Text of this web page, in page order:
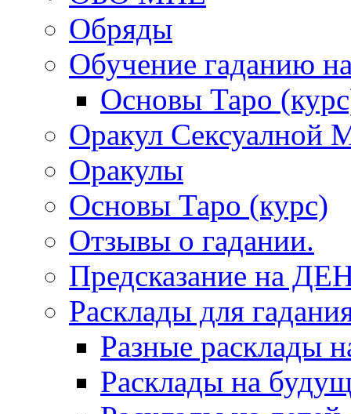
Обряды
Обучение гаданию
Основы Таро
Оракул Сексуалной
Оракулы
Основы Таро (курс)
Отзывы о гадании.
Предсказание на
Расклады для
Разные расклады
Расклады на